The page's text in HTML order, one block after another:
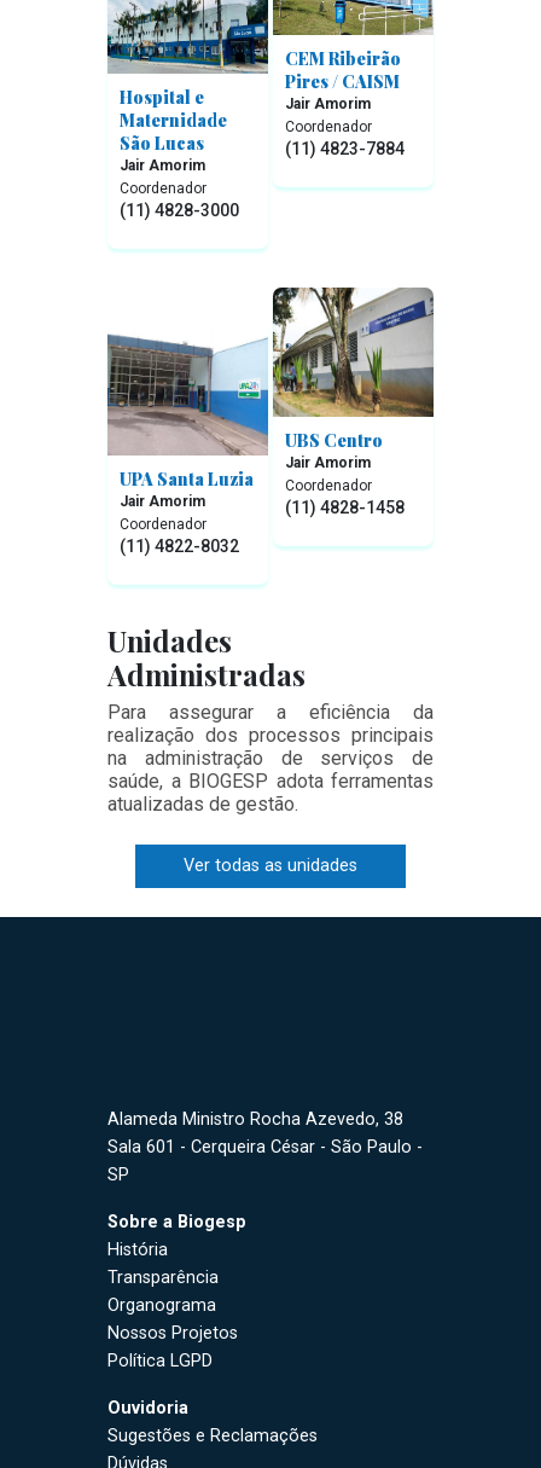
Hospital e
Maternidade
São Lucas
Jair Amorim
Coordenador
(11) 4828-3000
CEM Ribeirão
Pires / CAISM
Jair Amorim
Coordenador
(11) 4823-7884
UPA Santa Luzia
Jair Amorim
Coordenador
(11) 4822-8032
UBS Centro
Jair Amorim
Coordenador
(11) 4828-1458
Unidades
Administradas
Para assegurar a eficiência da
realização dos processos principais
na administração de serviços de
saúde, a BIOGESP adota ferramentas
atualizadas de gestão.
Ver todas as unidades
Alameda Ministro Rocha Azevedo, 38
Sala 601 - Cerqueira César - São Paulo -
SP
Sobre a Biogesp
História
Transparência
Organograma
Nossos Projetos
Política LGPD
Ouvidoria
Sugestões e Reclamações
Dúvidas